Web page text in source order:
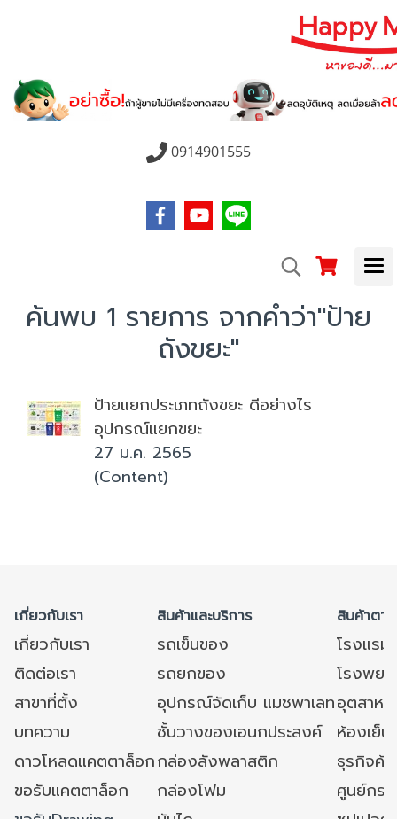
0914901555
ค้นพบ 1 รายการ จากคำว่า"ป้าย
ถังขยะ"
ป้ายแยกประเภทถังขยะ ดีอย่างไร
อุปกรณ์แยกขยะ
27 ม.ค. 2565
(Content)
เกี่ยวกับเรา สินค้าและบริการ สินค้าตา
เกี่ยวกับเรา รถเข็นของ
โรงแร
ติดต่อเรา
รถยกของ
โรงพย
สาขาที่ตั้ง
อุปกรณ์จัดเก็บ แมชพาเลทอุตสาหก
บทความ
ชั้นวางของเอนกประสงค์
ห้องเย็
ดาวโหลดแคตตาล็อกกล่องลังพลาสติก
ธุรกิจค้
ขอรับแคตตาล็อก
กล่องโฟม
ศูนย์กร